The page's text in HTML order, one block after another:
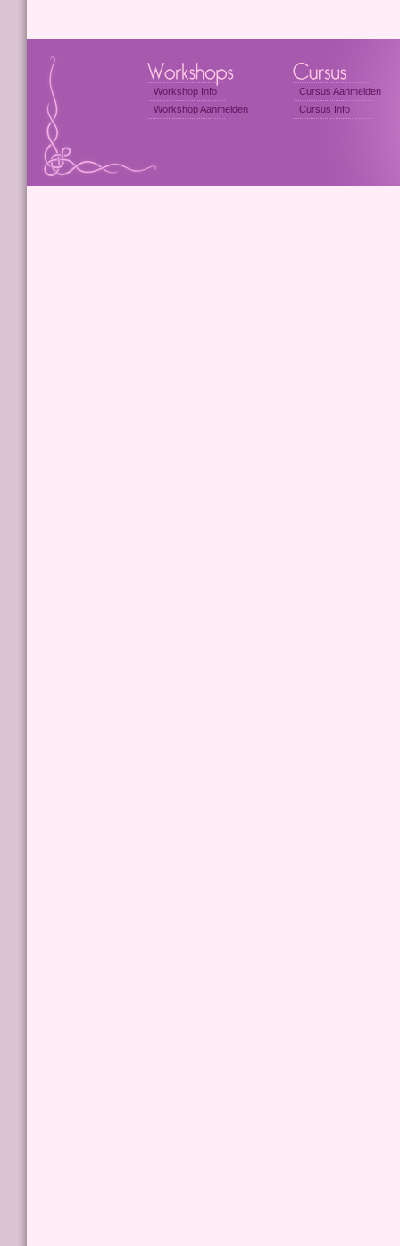
Workshop Info
Workshop Aanmelden
Cursus Aanmelden
Cursus Info